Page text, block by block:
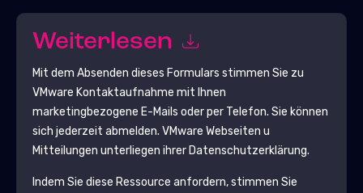
Weiterlesen
Mit dem Absenden dieses Formulars stimmen Sie zu
VMware Kontaktaufnahme mit Ihnen
marketingbezogene E-Mails oder per Telefon. Sie können
sich jederzeit abmelden. VMware Webseiten u
Mitteilungen unterliegen ihrer Datenschutzerklärung.
Indem Sie diese Ressource anfordern, stimmen Sie